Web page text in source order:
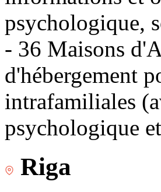
psychologique,
- 36 Maisons
d'hébergement
intrafamiliales
psychologique
Riga